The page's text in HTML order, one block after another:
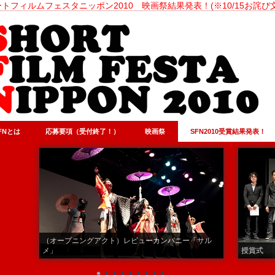
トフィルムフェスタニッポン2010 映画祭結果発表！(※10/15お詫び
とは 応募要項（受付終了！） 映画祭 SFN2010受賞結果発表！
（オープニングアクト）レビューカンパニー「サル
メ」
授賞式